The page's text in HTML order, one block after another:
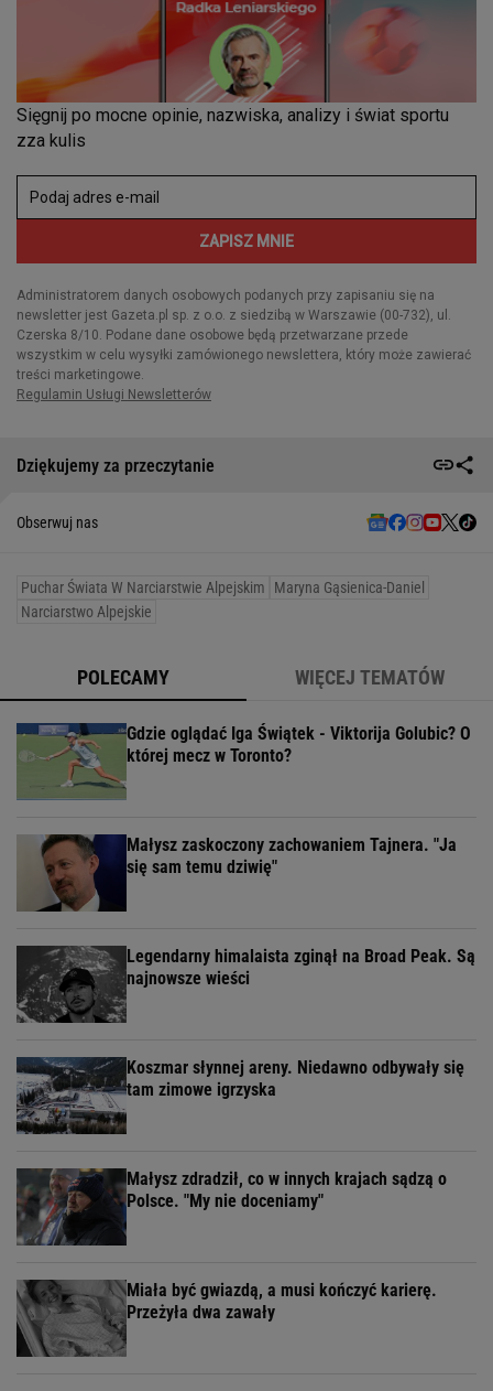
Dziękujemy za przeczytanie
Obserwuj nas
Puchar Świata W Narciarstwie Alpejskim
Maryna Gąsienica-Daniel
Narciarstwo Alpejskie
POLECAMY WIĘCEJ TEMATÓW
Gdzie oglądać Iga Świątek - Viktorija Golubic? O
której mecz w Toronto?
Małysz zaskoczony zachowaniem Tajnera. "Ja
się sam temu dziwię"
Legendarny himalaista zginął na Broad Peak. Są
najnowsze wieści
Koszmar słynnej areny. Niedawno odbywały się
tam zimowe igrzyska
Małysz zdradził, co w innych krajach sądzą o
Polsce. "My nie doceniamy"
Miała być gwiazdą, a musi kończyć karierę.
Przeżyła dwa zawały